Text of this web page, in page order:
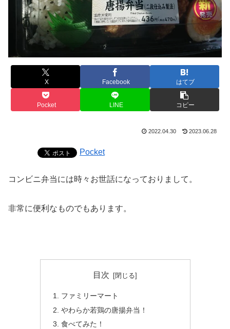
X Facebook はてブ
Pocket LINE コピー
2022.04.30 2023.06.28
Pocket
コンビニ弁当には時々お世話になっておりまして。
非常に便利なものでもあります。
目次
ファミリーマート
やわらか若鶏の唐揚弁当！
食べてみた！